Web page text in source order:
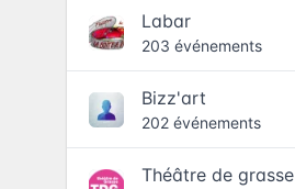
Labar
203 événements
Bizz'art
202 événements
Théâtre de grasse